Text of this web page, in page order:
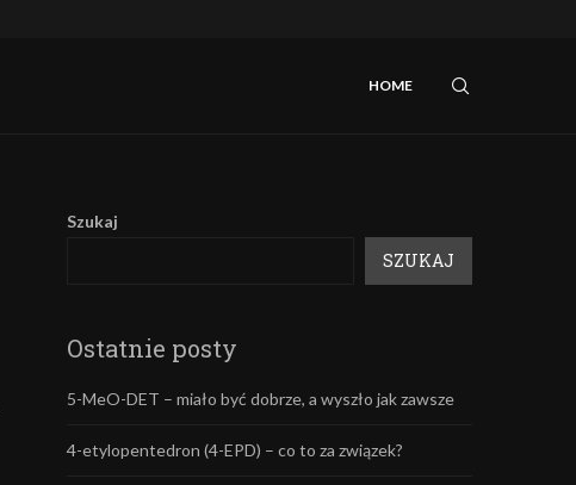
HOME
Szukaj
SZUKAJ
Ostatnie posty
5-MeO-DET – miało być dobrze, a wyszło jak zawsze
4-etylopentedron (4-EPD) – co to za związek?